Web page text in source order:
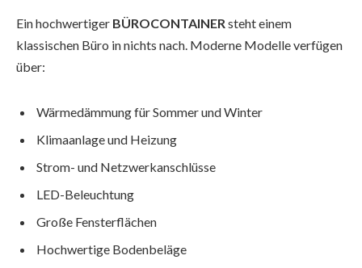
Ein hochwertiger BÜROCONTAINERsteht einem
klassischen Büro in nichts nach. Moderne Modelle verfügen
über:
Wärmedämmung für Sommer und Winter
Klimaanlage und Heizung
Strom- und Netzwerkanschlüsse
LED-Beleuchtung
Große Fensterflächen
Hochwertige Bodenbeläge